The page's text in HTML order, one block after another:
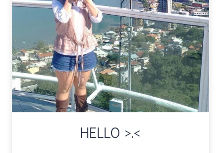
HELLO >.<